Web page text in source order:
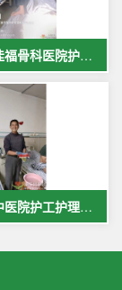
2023.11.6佳福骨科医院护工护理病人
2023.11.3中医院护工护理案例